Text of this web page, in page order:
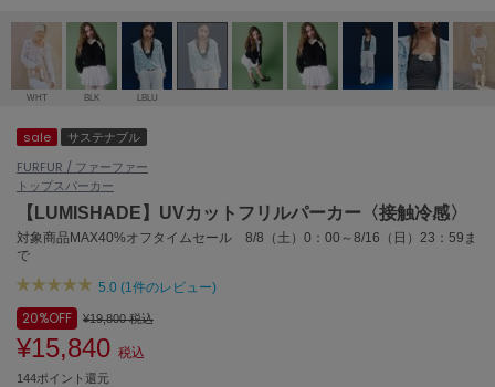
/ランジェリー (127)
ェア (121)
(124)
アモマ
ánuans
アニュアンス
ànuke
アンヌーク
ASICS
アシックス
Ballelite
バレリット
BANDOLIER
バンドリヤー
WHT BLK LBLU
sale
サステナブル
FURFUR / ファーファー
トップスパーカー
【LUMISHADE】UVカットフリルパーカー〈接触冷感〉
対象商品MAX40%オフタイムセール 8/8（土）0：00～8/16（日）23：59ま
で
5.0 (1件のレビュー)
20%OFF ¥19,800税込
¥15,840 税込
144ポイント還元